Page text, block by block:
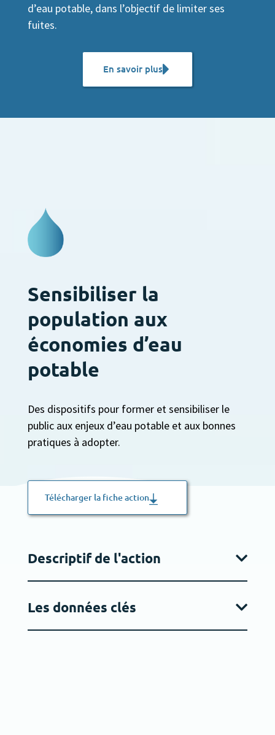
d’eau potable, dans l’objectif de limiter ses
fuites.
En savoir plus
Sensibiliser la
population aux
économies d’eau
potable
Des dispositifs pour former et sensibiliser le
public aux enjeux d’eau potable et aux bonnes
pratiques à adopter.
Télécharger la fiche action
Descriptif de l'action
Les données clés